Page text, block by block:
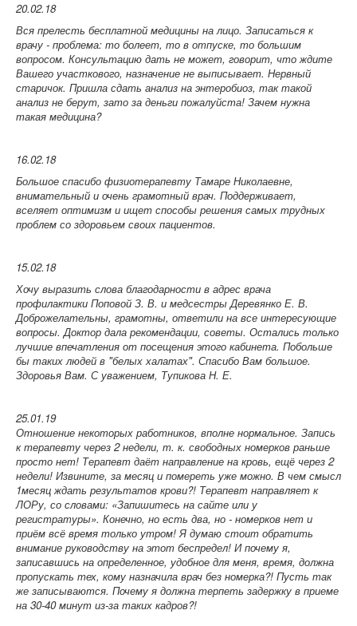
20.02.18
Вся прелесть бесплатной медицины на лицо. Записаться к
врачу - проблема: то болеет, то в отпуске, то большим
вопросом. Консультацию дать не может, говорит, что ждите
Вашего участкового, назначение не выписывает. Нервный
старичок. Пришла сдать анализ на энтеробиоз, так такой
анализ не берут, зато за деньги пожалуйста! Зачем нужна
такая медицина?
16.02.18
Большое спасибо физиотерапевту Тамаре Николаевне,
внимательный и очень грамотный врач. Поддерживает,
вселяет оптимизм и ищет способы решения самых трудных
проблем со здоровьем своих пациентов.
15.02.18
Хочу выразить слова благодарности в адрес врача
профилактики Поповой З. В. и медсестры Деревянко Е. В.
Доброжелательны, грамотны, ответили на все интересующие
вопросы. Доктор дала рекомендации, советы. Остались только
лучшие впечатления от посещения этого кабинета. Побольше
бы таких людей в "белых халатах". Спасибо Вам большое.
Здоровья Вам. С уважением, Тупикова Н. Е.
25.01.19
Отношение некоторых работников, вполне нормальное. Запись
к терапевту через 2 недели, т. к. свободных номерков раньше
просто нет! Терапевт даёт направление на кровь, ещё через 2
недели! Извините, за месяц и помереть уже можно. В чем смысл
1месяц ждать результатов крови?! Терапевт направляет к
ЛОРу, со словами: «Запишитесь на сайте или у
регистратуры». Конечно, но есть два, но - номерков нет и
приём всё время только утром! Я думаю стоит обратить
внимание руководству на этот беспредел! И почему я,
записавшись на определенное, удобное для меня, время, должна
пропускать тех, кому назначила врач без номерка?! Пусть так
же записываются. Почему я должна терпеть задержку в приеме
на 30-40 минут из-за таких кадров?!